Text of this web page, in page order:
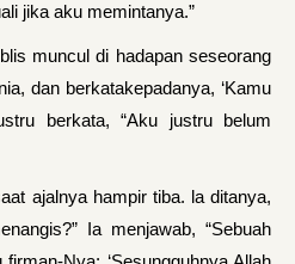
jika aku memintanya.”
muncul di hadapan seseorang
dan berkatakepadanya, ‘Kamu
berkata, “Aku justru belum
ajalnya hampir tiba. la ditanya,
Ia menjawab, “Sebuah